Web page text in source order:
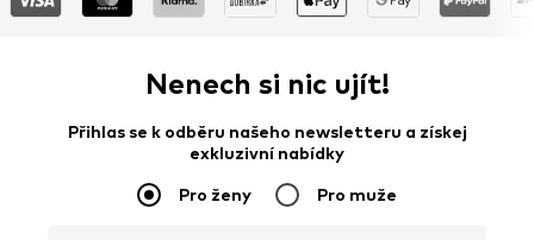
Nenech si nic ujít!
Přihlas se k odběru našeho newsletteru a získej
exkluzivní nabídky
Pro ženy Pro muže